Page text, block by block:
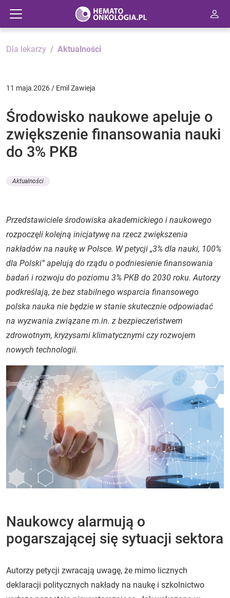
Dla lekarzy Aktualności
11 maja 2026 / Emil Zawieja
Środowisko naukowe apeluje o
zwiększenie finansowania nauki
do 3% PKB
Aktualności
Przedstawiciele środowiska akademickiego i naukowego
rozpoczęli kolejną inicjatywę na rzecz zwiększenia
nakładów na naukę w Polsce. W petycji „3% dla nauki, 100%
dla Polski” apelują do rządu o podniesienie finansowania
badań i rozwoju do poziomu 3% PKB do 2030 roku. Autorzy
podkreślają, że bez stabilnego wsparcia finansowego
polska nauka nie będzie w stanie skutecznie odpowiadać
na wyzwania związane m.in. z bezpieczeństwem
zdrowotnym, kryzysami klimatycznymi czy rozwojem
nowych technologii.
Naukowcy alarmują o
pogarszającej się sytuacji sektora
Autorzy petycji zwracają uwagę, że mimo licznych
deklaracji politycznych nakłady na naukę i szkolnictwo